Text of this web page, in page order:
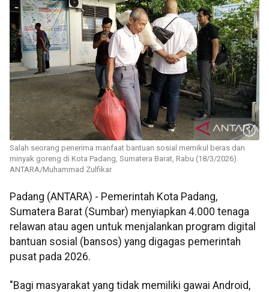
Salah seorang penerima manfaat bantuan sosial memikul beras dan
minyak goreng di Kota Padang, Sumatera Barat, Rabu (18/3/2026).
ANTARA/Muhammad Zulfikar
Padang (ANTARA) - Pemerintah Kota Padang,
Sumatera Barat (Sumbar) menyiapkan 4.000 tenaga
relawan atau agen untuk menjalankan program digital
bantuan sosial (bansos) yang digagas pemerintah
pusat pada 2026.
"Bagi masyarakat yang tidak memiliki gawai Android,